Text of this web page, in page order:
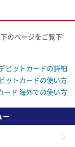
のページをご覧下
ビットカードの詳細
ットカードの使い方
ード 海外での使い方
ー